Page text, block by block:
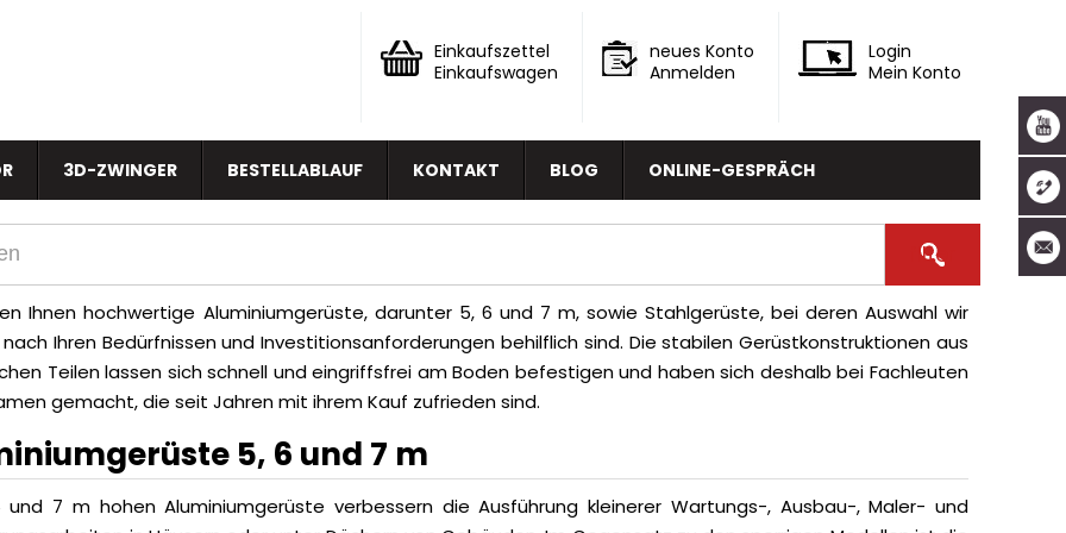
Einkaufszettel
Einkaufswagen
neues Konto
Anmelden
Login
Mein Konto
3D-ZWINGER BESTELLABLAUF KONTAKT BLOG ONLINE-GESPRÄCH
Ihnen hochwertige Aluminiumgerüste, darunter 5, 6 und 7 m, sowie Stahlgerüste, bei deren Auswahl wir
Ihren Bedürfnissen und Investitionsanforderungen behilflich sind. Die stabilen Gerüstkonstruktionen aus
Teilen lassen sich schnell und eingriffsfrei am Boden befestigen und haben sich deshalb bei Fachleuten
gemacht, die seit Jahren mit ihrem Kauf zufrieden sind.
5, 6 und 7 m
und 7 m hohen Aluminiumgerüste verbessern die Ausführung kleinerer Wartungs-, Ausbau-, Maler- und